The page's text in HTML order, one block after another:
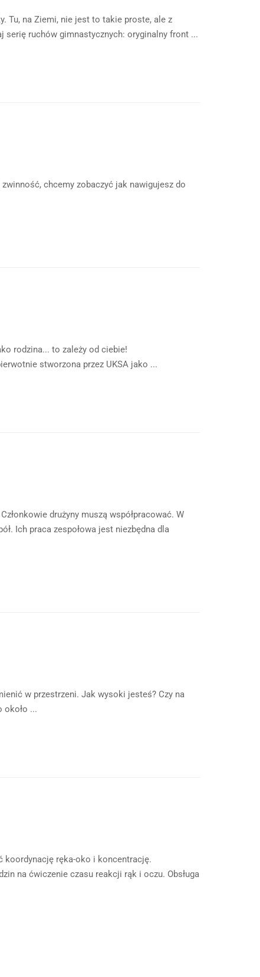
Tu, na Ziemi, nie jest to takie proste, ale z
serię ruchów gimnastycznych: oryginalny front ...
chcemy zobaczyć jak nawigujesz do
rodzina... to zależy od ciebie!
stworzona przez UKSA jako ...
drużyny muszą współpracować. W
Ich praca zespołowa jest niezbędna dla
w przestrzeni. Jak wysoki jesteś? Czy na
około ...
koordynację ręka-oko i koncentrację.
na ćwiczenie czasu reakcji rąk i oczu. Obsługa